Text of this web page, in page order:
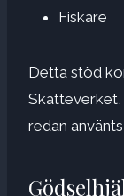
Fiskare
Detta stöd
Skatteverket,
redan